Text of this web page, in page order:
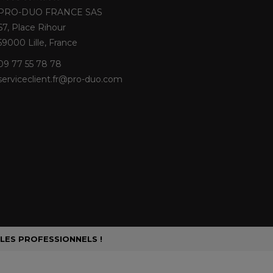
DUO FRANCE SAS
Place Rihour
Lille, France
77 55 78 78
duo.com
PROFESSIONNELS !